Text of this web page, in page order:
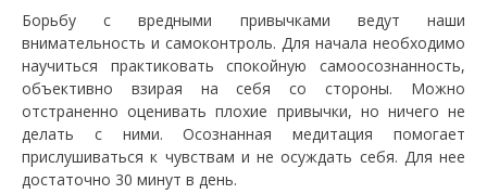
Борьбу с вредными привычками ведут наши
внимательность и самоконтроль. Для начала необходимо
научиться практиковать спокойную самоосознанность,
объективно взирая на себя со стороны. Можно
отстраненно оценивать плохие привычки, но ничего не
делать с ними. Осознанная медитация помогает
прислушиваться к чувствам и не осуждать себя. Для нее
достаточно 30 минут в день.